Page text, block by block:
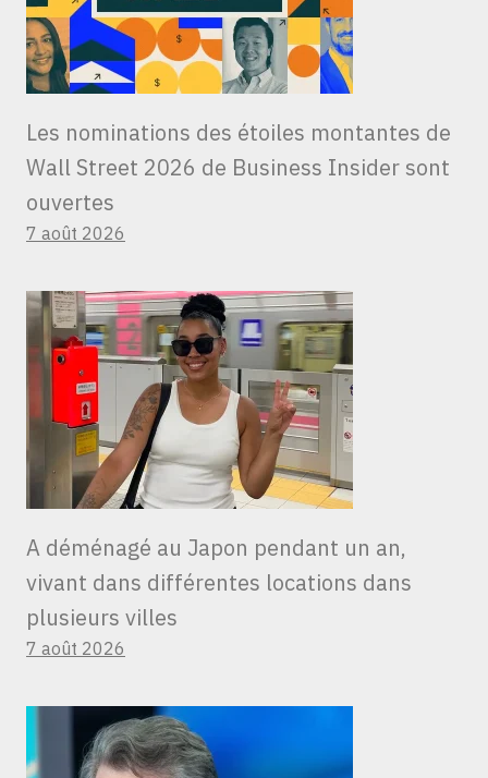
Les nominations des étoiles montantes de
Wall Street 2026 de Business Insider sont
ouvertes
7 août 2026
A déménagé au Japon pendant un an,
vivant dans différentes locations dans
plusieurs villes
7 août 2026